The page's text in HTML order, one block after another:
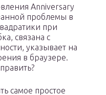
Anniversary
проблемы в
при
связана с
указывает на
в браузере.
самое простое